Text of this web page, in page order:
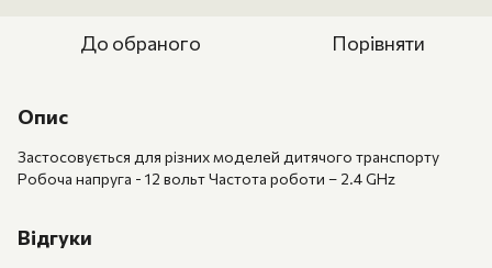
До обраного Порівняти
Опис
Застосовується для різних моделей дитячого транспорту
Робоча напруга - 12 вольт Частота роботи – 2.4 GHz
Відгуки